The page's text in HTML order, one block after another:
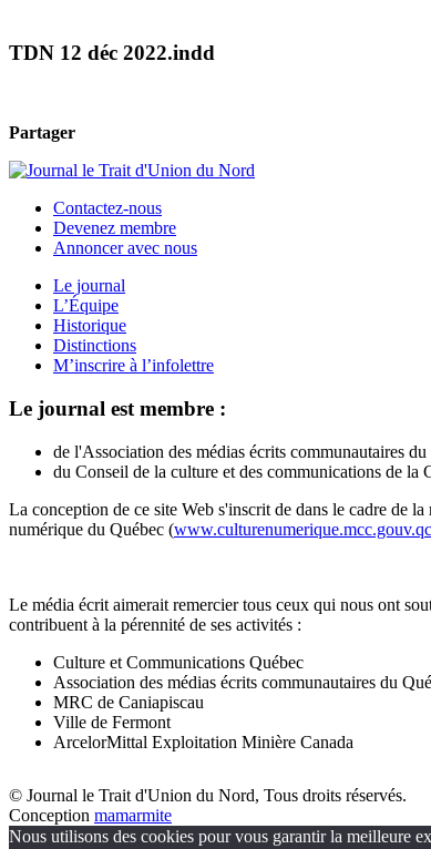
TDN 12 déc 2022.indd
Partager
Contactez-nous
Devenez membre
Annoncer avec nous
Le journal
L’Équipe
Historique
Distinctions
M’inscrire à l’infolettre
Le journal est membre :
de l'Association des médias écrits communautaires
du Conseil de la culture et des communications de la
La conception de ce site Web s'inscrit de dans le cadre de
numérique du Québec (
Le média écrit aimerait remercier tous ceux qui nous ont
contribuent à la pérennité de ses activités :
Culture et Communications Québec
Association des médias écrits communautaires du
MRC de Caniapiscau
Ville de Fermont
ArcelorMittal Exploitation Minière Canada
© Journal le Trait d'Union du Nord, Tous droits réservés.
Conception mamarmite
Nous utilisons des cookies pour vous garantir la meilleure